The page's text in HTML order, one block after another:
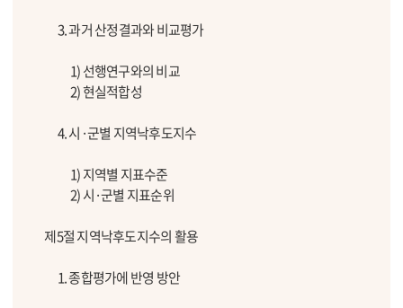
3. 과거 산정결과와 비교평가
1) 선행연구와의 비교
2) 현실적합성
4. 시·군별 지역낙후도지수
1) 지역별 지표수준
2) 시·군별 지표순위
제5절 지역낙후도지수의 활용
1. 종합평가에 반영 방안